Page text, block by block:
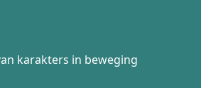
karakters in beweging